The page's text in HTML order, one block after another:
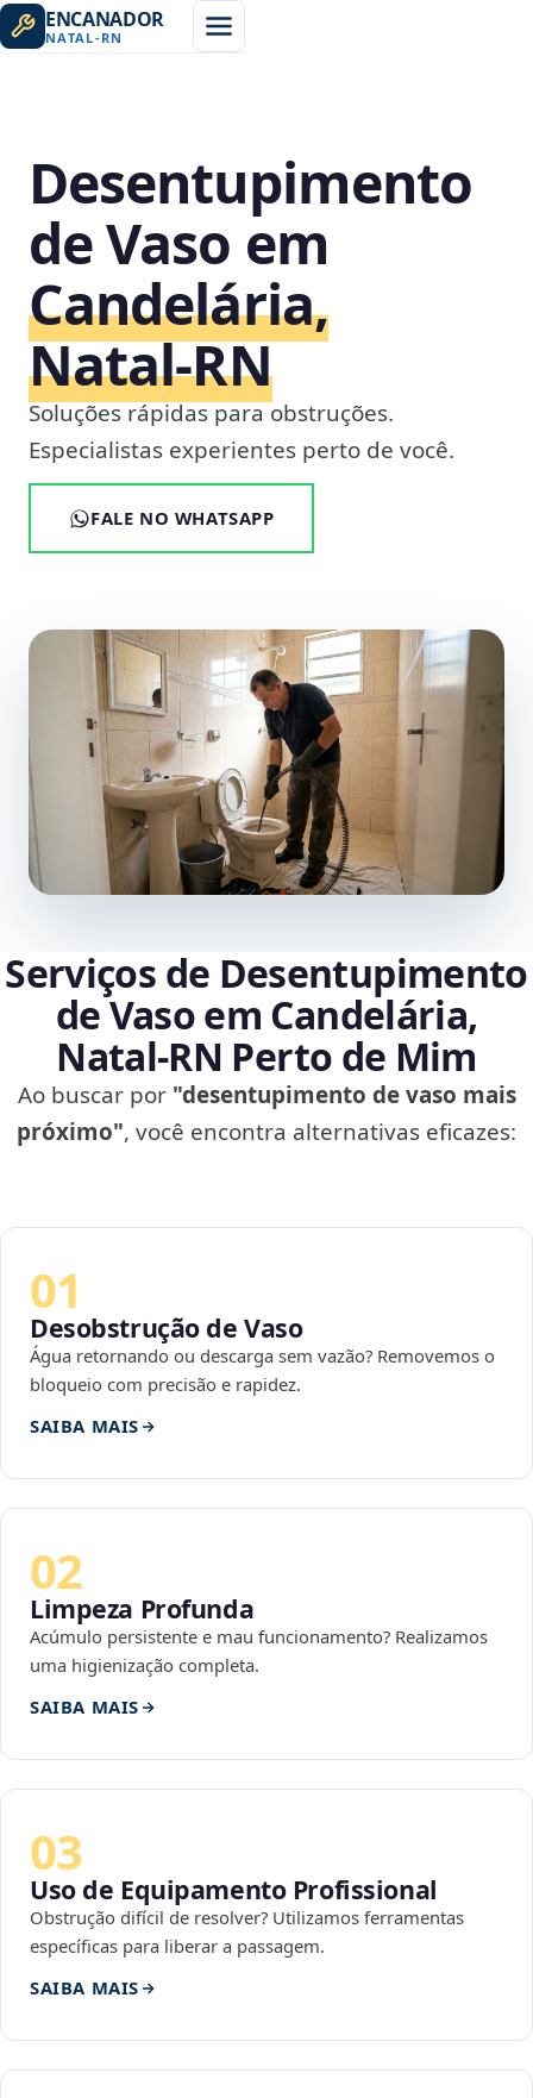
ENCANADOR
NATAL-RN
Desentupimento
de Vaso em
Candelária,
Natal‑RN
Soluções rápidas para obstruções.
Especialistas experientes perto de você.
FALE NO WHATSAPP
Serviços de Desentupimento
de Vaso em Candelária,
Natal‑RN Perto de Mim
Ao buscar por "desentupimento de vaso mais
próximo", você encontra alternativas eficazes:
01
Desobstrução de Vaso
Água retornando ou descarga sem vazão? Removemos o
bloqueio com precisão e rapidez.
SAIBA MAIS
02
Limpeza Profunda
Acúmulo persistente e mau funcionamento? Realizamos
uma higienização completa.
SAIBA MAIS
03
Uso de Equipamento Profissional
Obstrução difícil de resolver? Utilizamos ferramentas
específicas para liberar a passagem.
SAIBA MAIS